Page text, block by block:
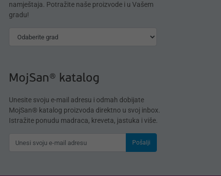
namještaja. Potražite naše proizvode i u Vašem
gradu!
MojSan® katalog
Unesite svoju e-mail adresu i odmah dobijate
MojSan® katalog proizvoda direktno u svoj inbox.
Istražite ponudu madraca, kreveta, jastuka i više.
Pošalji